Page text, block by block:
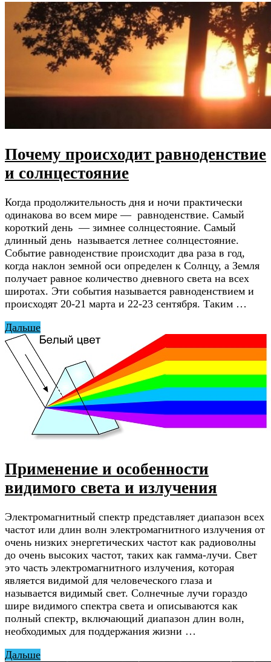
Почему происходит равноденствие
и солнцестояние
Когда продолжительность дня и ночи практически
одинакова во всем мире — равноденствие. Cамый
короткий день — зимнее солнцестояние. Cамый
длинный день называется летнее солнцестояние.
Событие равноденствие происходит два раза в год,
когда наклон земной оси определен к Солнцу, а Земля
получает равное количество дневного света на всех
широтах. Эти события называется равноденствием и
происходят 20-21 марта и 22-23 сентября. Таким …
Дальше
Применение и особенности
видимого света и излучения
Электромагнитный спектр представляет диапазон всех
частот или длин волн электромагнитного излучения от
очень низких энергетических частот как радиоволны
до очень высоких частот, таких как гамма-лучи. Свет
это часть электромагнитного излучения, которая
является видимой для человеческого глаза и
называется видимый свет. Солнечные лучи гораздо
шире видимого спектра света и описываются как
полный спектр, включающий диапазон длин волн,
необходимых для поддержания жизни …
Дальше